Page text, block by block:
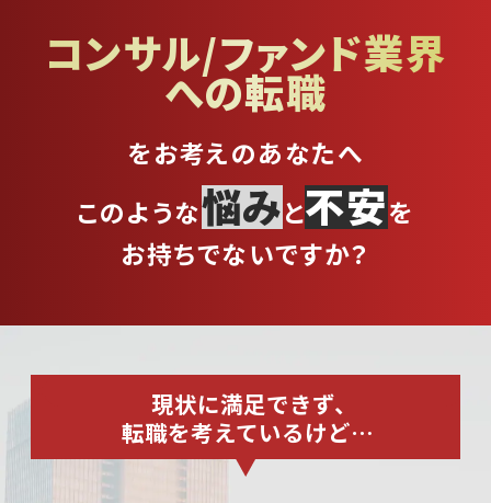
コンサル/ファンド業界
への転職
をお考えのあなたへ
このような悩みと不安を
お持ちでないですか？
現状に満足できず、
転職を考えているけど…